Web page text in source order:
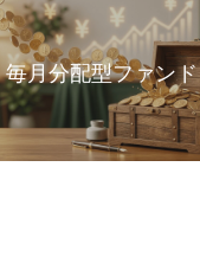
毎月分配型ファンド